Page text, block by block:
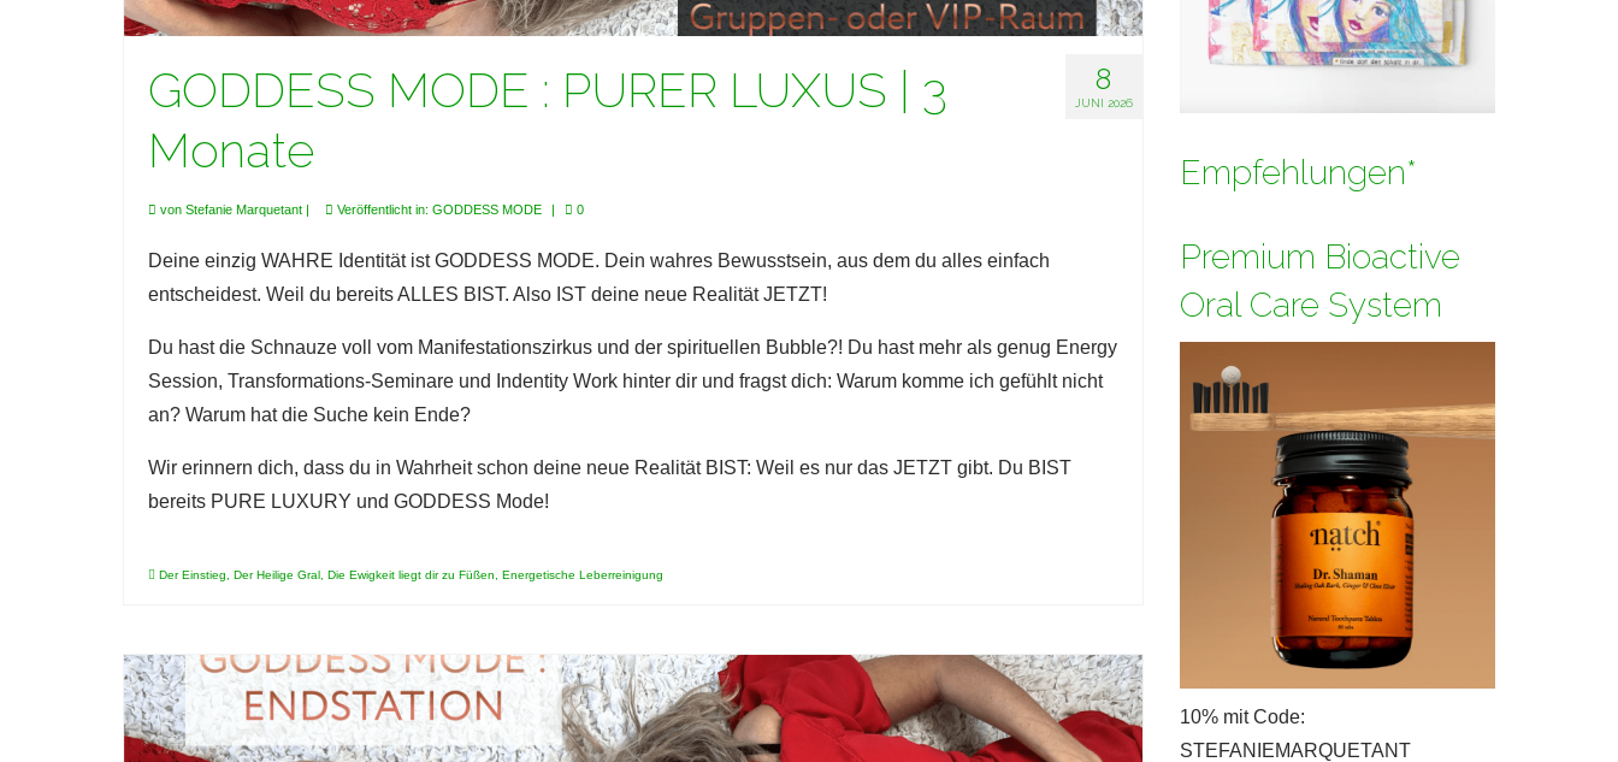
8
JUNI 2026
GODDESS MODE : PURER LUXUS | 3
Monate
von Stefanie Marquetant | Veröffentlicht in: GODDESS MODE | 0
Deine einzig WAHRE Identität ist GODDESS MODE. Dein wahres Bewusstsein, aus dem du alles einfach
entscheidest. Weil du bereits ALLES BIST. Also IST deine neue Realität JETZT!
Du hast die Schnauze voll vom Manifestationszirkus und der spirituellen Bubble?! Du hast mehr als genug Energy
Session, Transformations-Seminare und Indentity Work hinter dir und fragst dich: Warum komme ich gefühlt nicht
an? Warum hat die Suche kein Ende?
Wir erinnern dich, dass du in Wahrheit schon deine neue Realität BIST: Weil es nur das JETZT gibt. Du BIST
bereits PURE LUXURY und GODDESS Mode!
Der Einstieg Der Heilige Gral Die Ewigkeit liegt dir zu Füßen Energetische Leberreinigung
Empfehlungen*
Premium Bioactive
Oral Care System
10% mit Code:
STEFANIEMARQUETANT